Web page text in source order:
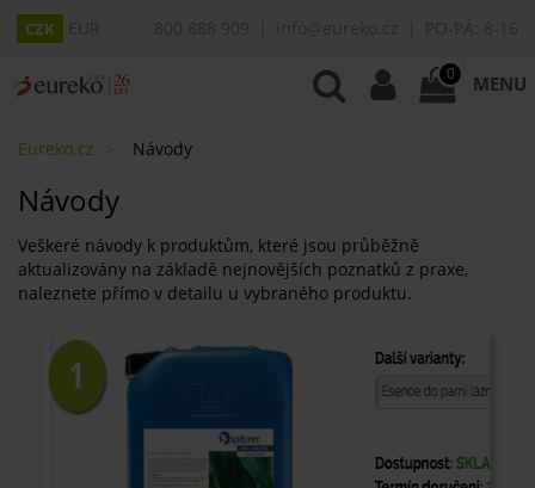
CZK
0 MENU
Eureko.cz Návody
Návody
Veškeré návody k produktům, které jsou průběžně
aktualizovány na základě nejnovějších poznatků z praxe,
naleznete přímo v detailu u vybraného produktu.